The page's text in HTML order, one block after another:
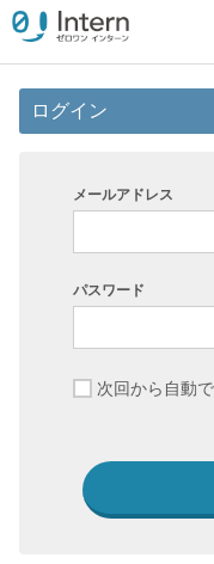
ログイン
メールアドレス
パスワード
次回から自動